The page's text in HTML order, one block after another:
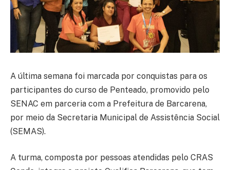
A última semana foi marcada por conquistas para os
participantes do curso de Penteado, promovido pelo
SENAC em parceria com a Prefeitura de Barcarena,
por meio da Secretaria Municipal de Assistência Social
(SEMAS).
A turma, composta por pessoas atendidas pelo CRAS